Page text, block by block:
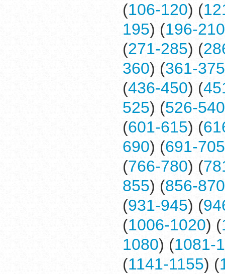
(106-120) (
195) (196-210
(271-285) (
360) (361-375
(436-450) (
525) (526-540
(601-615) (
690) (691-705
(766-780) (
855) (856-870
(931-945) (
(1006-1020) (
1080) (1081-
(1141-1155) (